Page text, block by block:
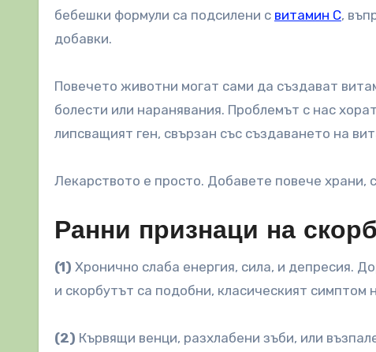
бебешки формули са подсилени с витамин С,
добавки.
Повечето животни могат сами да създават
болести или наранявания. Проблемът с нас
липсващият ген, свързан със създаването на
Лекарството е просто. Добавете повече
Ранни признаци на
(1) Хронично слаба енергия, сила, и депресия.
и скорбутът са подобни, класическият симптом
(2) Кървящи венци, разхлабени зъби, или